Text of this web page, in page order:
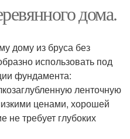
дома.
дому из бруса без
использовать под
фундамента:
ленточную
ценами, хорошей
не требует глубоких